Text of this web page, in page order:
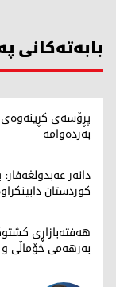
بابەتەکانی
پڕۆسەی کڕینەوەی
بەردەوامە
دانەر
کوردستان
هەفتەبازاڕی
بەرهەمی خۆماڵی و